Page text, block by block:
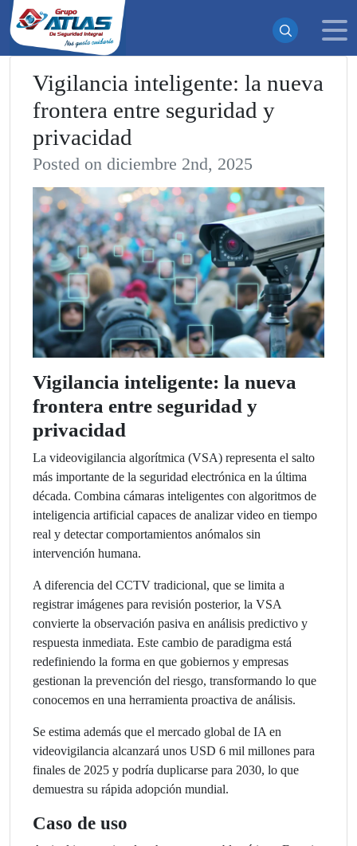
Vigilancia inteligente: la nueva
frontera entre seguridad y
privacidad
Posted on diciembre 2nd, 2025
Vigilancia inteligente: la nueva
frontera entre seguridad y
privacidad
La videovigilancia algorítmica (VSA) representa el salto
más importante de la seguridad electrónica en la última
década. Combina cámaras inteligentes con algoritmos de
inteligencia artificial capaces de analizar video en tiempo
real y detectar comportamientos anómalos sin
intervención humana.
A diferencia del CCTV tradicional, que se limita a
registrar imágenes para revisión posterior, la VSA
convierte la observación pasiva en análisis predictivo y
respuesta inmediata. Este cambio de paradigma está
redefiniendo la forma en que gobiernos y empresas
gestionan la prevención del riesgo, transformando lo que
conocemos en una herramienta proactiva de análisis.
Se estima además que el mercado global de IA en
videovigilancia alcanzará unos USD 6 mil millones para
finales de 2025 y podría duplicarse para 2030, lo que
demuestra su rápida adopción mundial.
Caso de uso
¡Suscrito exitosamente!
Ahora recibirás todas nuestras actualizaciones y noticias
directamente en tu bandeja de entrada. ¡No te pierdas
ninguna novedad!
Continuar